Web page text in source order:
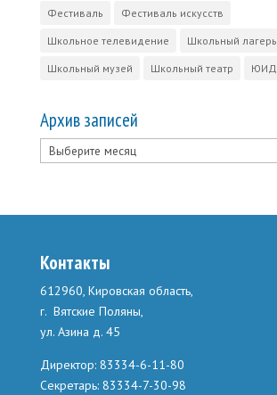
Фестиваль Фестиваль искусств
Школьное телевидение Школьный лагерь
Школьный музей Школьный театр ЮИД
Архив записей
Архив
записей
Контакты
612960, Кировская область,
г. Вятские Поляны,
ул. Азина д. 45
Директор: 83334-6-11-80
Секретарь: 83334-7-30-98